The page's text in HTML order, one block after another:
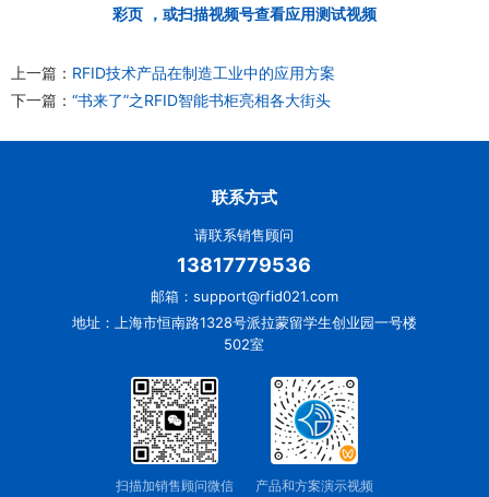
彩页 ，或扫描视频号查看应用测试视频
上一篇： RFID技术产品在制造工业中的应用方案
下一篇： “书来了”之RFID智能书柜亮相各大街头
联系方式
请联系销售顾问
13817779536
邮箱：support@rfid021.com
地址：上海市恒南路1328号派拉蒙留学生创业园一号楼
502室
扫描加销售顾问微信 产品和方案演示视频